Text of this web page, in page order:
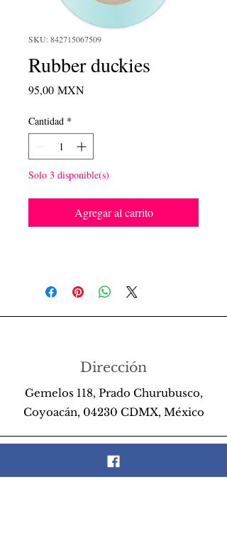
SKU: 842715067509
Rubber duckies
95,00 MXNPrecio
Cantidad *
Solo 3 disponible(s)
Agregar al carrito
Dirección
Gemelos 118, Prado Churubusco,
Coyoacán, 04230 CDMX, México
Teléfono